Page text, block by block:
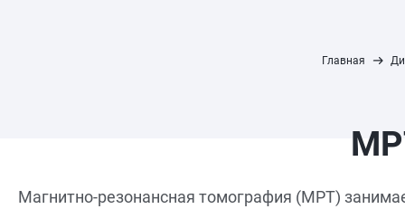
Главная
Магнитно-резонансная томография (МРТ)